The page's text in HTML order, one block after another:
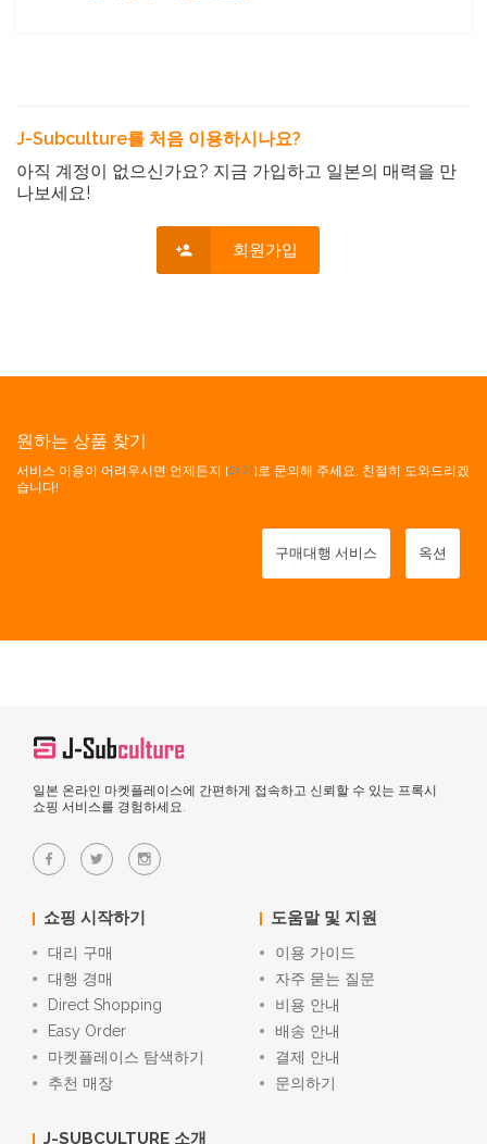
J-Subculture를 처음 이용하시나요?
아직 계정이 없으신가요? 지금 가입하고 일본의 매력을 만
나보세요!
회원가입
원하는 상품 찾기
서비스 이용이 어려우시면 언제든지 [여기 ]로 문의해 주세요. 친절히 도와드리겠
습니다!
구매대행 서비스 옥션
일본 온라인 마켓플레이스에 간편하게 접속하고 신뢰할 수 있는 프록시
쇼핑 서비스를 경험하세요.
쇼핑 시작하기
대리 구매
대행 경매
Direct Shopping
Easy Order
마켓플레이스 탐색하기
추천 매장
도움말 및 지원
이용 가이드
자주 묻는 질문
비용 안내
배송 안내
결제 안내
문의하기
J-SUBCULTURE 소개